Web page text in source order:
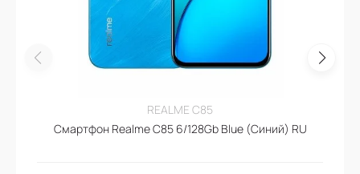
REALME C85
Смартфон Realme C85 6/128Gb Blue (Синий) RU